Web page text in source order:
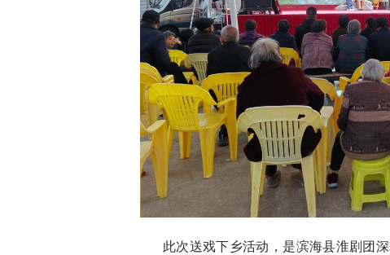
此次送戏下乡活动，是滨海县淮剧团